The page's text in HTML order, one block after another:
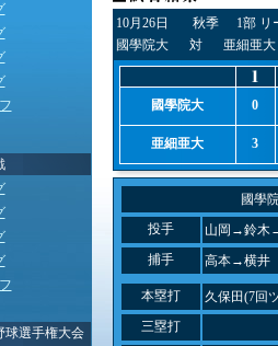
球選手権大会
10月26日 秋季
1部 リ
國學院大
対 亜細亜大
國學院大 0
亜細亜大 3
國學
投手
山岡→鈴木
捕手
高本→横井
本塁打
久保田(7回
三塁打